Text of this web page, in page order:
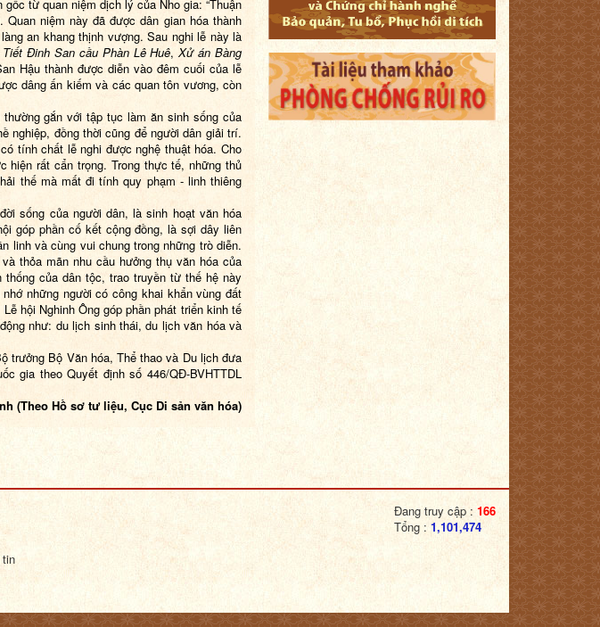
từ quan niệm dịch lý của Nho gia: “Thuận
niệm này đã được dân gian hóa thành
an khang thịnh vượng. Sau nghi lễ này là
Tiết Đinh San cầu Phàn Lê Huê,Xử án Bàng
Hậu thành được diễn vào đêm cuối của lễ
dâng ấn kiếm và các quan tôn vương, còn
gắn với tập tục làm ăn sinh sống của
nghiệp, đồng thời cũng để người dân giải trí.
tính chất lễ nghi được nghệ thuật hóa. Cho
hiện rất cẩn trọng. Trong thực tế, những thủ
thế mà mất đi tính quy phạm - linh thiêng
sống của người dân, là sinh hoạt văn hóa
góp phần cố kết cộng đồng, là sợi dây liên
linh và cùng vui chung trong những trò diễn.
thỏa mãn nhu cầu hưởng thụ văn hóa của
của dân tộc, trao truyền từ thế hệ này
những người có công khai khẩn vùng đất
hội Nghinh Ông góp phần phát triển kinh tế
như: du lịch sinh thái, du lịch văn hóa và
trưởng Bộ Văn hóa, Thể thao và Du lịch đưa
gia theo Quyết định số 446/QĐ-BVHTTDL
(Theo Hồ sơ tư liệu, Cục Di sản văn hóa)
tin
Đang truy cập : 166
Tổng : 1,101,474